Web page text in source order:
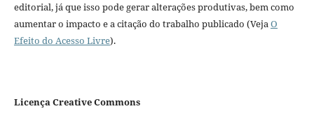
editorial, já que isso pode gerar alterações produtivas, bem como
aumentar o impacto e a citação do trabalho publicado (VejaO
Efeito do Acesso Livre).
Licença Creative Commons